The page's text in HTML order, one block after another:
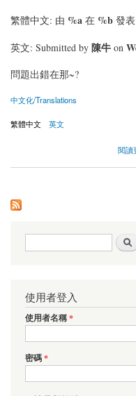
繁體中文: 由 %a 在 %b 發表
英文: Submitted by 陳牛 on
問題出錯在那~?
中文化/Translations
繁體中文 英文
閱讀
搜尋表單
使用者登入
使用者名稱*
密碼*